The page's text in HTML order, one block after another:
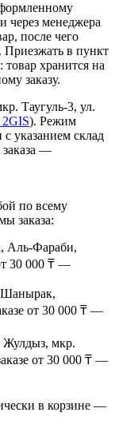
через менеджера
после чего
Приезжать в пункт
хранится на
заказу.
Таугуль-3, ул.
). Режим
указанием склад
—
по всему
заказа:
Аль-Фараби,
30 000 ₸ —
Шанырак,
от 30 000 ₸ —
мкр.
от 30 000 ₸ —
в корзине —